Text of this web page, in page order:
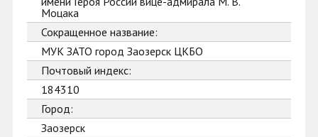
Моцака
Сокращенное название:
МУК ЗАТО город Заозерск ЦКБО
Почтовый индекс:
184310
Город:
Заозерск